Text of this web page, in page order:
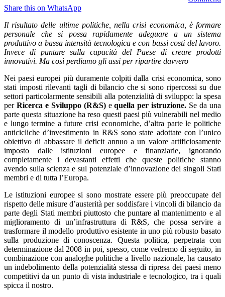
Share this on WhatsApp
Il risultato delle ultime politiche, nella crisi economica, è formare
personale che si possa rapidamente adeguare a un sistema
produttivo a bassa intensità tecnologica e con bassi costi del lavoro.
Invece di puntare sulla capacità del Paese di creare prodotti
innovativi. Ma così perdiamo gli assi per ripartire davvero
Nei paesi europei più duramente colpiti dalla crisi economica, sono
stati imposti rilevanti tagli di bilancio che si sono ripercossi su due
settori particolarmente sensibili alla potenzialità di sviluppo: la spesa
per Ricerca e Sviluppo (R&S)equella per istruzione. Se da una
parte questa situazione ha reso questi paesi più vulnerabili nel medio
e lungo termine a future crisi economiche, d’altra parte le politiche
anticicliche d’investimento in R&S sono state adottate con l’unico
obiettivo di abbassare il deficit annuo a un valore artificiosamente
imposto dalle istituzioni europee e finanziarie, ignorando
completamente i devastanti effetti che queste politiche stanno
avendo sulla scienza e sul potenziale d’innovazione dei singoli Stati
membri e di tutta l’Europa.
Le istituzioni europee si sono mostrate essere più preoccupate del
rispetto delle misure d’austerità per soddisfare i vincoli di bilancio da
parte degli Stati membri piuttosto che puntare al mantenimento e al
miglioramento di un’infrastruttura di R&S, che possa servire a
trasformare il modello produttivo esistente in uno più robusto basato
sulla produzione di conoscenza. Questa politica, perpetrata con
determinazione dal 2008 in poi, spesso, come vedremo di seguito, in
combinazione con analoghe politiche a livello nazionale, ha causato
un indebolimento della potenzialità stessa di ripresa dei paesi meno
competitivi da un punto di vista industriale e tecnologico, tra i quali
spicca il nostro.